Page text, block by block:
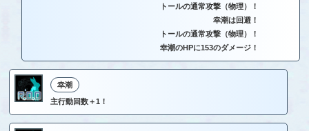
トールの通常攻撃（物理）！
幸潮は回避！
トールの通常攻撃（物理）！
幸潮のHPに153のダメージ！
幸潮
主行動回数＋1！